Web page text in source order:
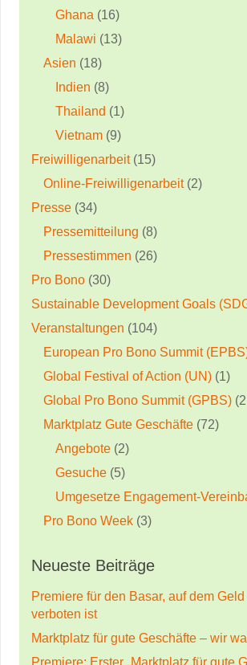
Ghana (16)
Malawi (13)
Asien (18)
Indien (8)
Thailand (1)
Vietnam (9)
Freiwilligenarbeit(15)
Online-Freiwilligenarbeit(2)
Presse (34)
Pressemitteilung (8)
Pressestimmen (26)
Pro Bono (30)
Sustainable Development Goals
Veranstaltungen (104)
European Pro Bono Summit
Global Festival of Action (UN) (1)
Global Pro Bono Summit (GPBS)
Marktplatz Gute Geschäfte (72)
Angebote (2)
Gesuche (5)
Umgesetze Engagement-
Pro Bono Week (3)
Neueste Beiträge
Premiere für den Basar, auf dem
verboten ist
Marktplatz für gute Geschäfte – wir
Premiere: Erster „Marktplatz für gute